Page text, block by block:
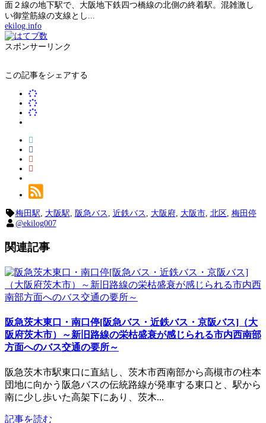
面２線の地下駅で、大阪地下鉄四つ橋線の北側の終着駅。混雑激し
い御堂筋線の支線とし...
ekilog.info
スポンサーリンク
この記事をシェアする
梅田駅, 大阪駅, 阪急バス , 近鉄バス , 大阪府, 大阪市, 北区 , 梅田停
@ekilog007
関連記事
阪急茨木東口・南口停[阪急バス・近鉄バス・京阪バス]（大
阪府茨木市）～新旧路線の栄枯盛衰が感じられる市内西南部
方面へのバス交通の要所～
阪急茨木市駅東口に直結し、茨木市西南部から高槻市の柱本
団地に向かう阪急バスの伝統路線が発車する東口と、駅から
南に少し歩いた高架下にあり、茨木...
記事を読む